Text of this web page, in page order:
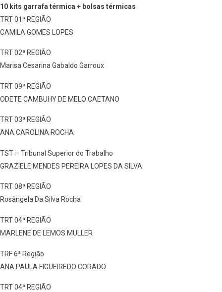
10 kits garrafa térmica + bolsas térmicas
TRT 01ª REGIÃO
CAMILA GOMES LOPES
TRT 02ª REGIÃO
Marisa Cesarina Gabaldo Garroux
TRT 09ª REGIÃO
ODETE CAMBUHY DE MELO CAETANO
TRT 03ª REGIÃO
ANA CAROLINA ROCHA
TST – Tribunal Superior do Trabalho
GRAZIELE MENDES PEREIRA LOPES DA SILVA
TRT 08ª REGIÃO
Rosângela Da Silva Rocha
TRT 04ª REGIÃO
MARLENE DE LEMOS MULLER
TRF 6ª Região
ANA PAULA FIGUEIREDO CORADO
TRT 04ª REGIÃO